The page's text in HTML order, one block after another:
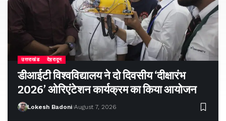
उत्तराखंड देहरादून
डीआईटी विश्वविद्यालय ने दो दिवसीय ‘दीक्षारंभ
2026’ ओरिएंटेशन कार्यक्रम का किया आयोजन
Lokesh Badoni August 7, 2026